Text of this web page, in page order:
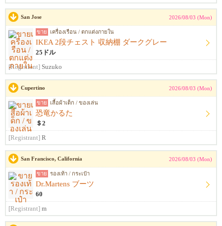
San Jose 2026/08/03 (Mon)
ขาย เครื่องเรือน / ตกแต่งภายใน
IKEA 2段チェスト 収納棚 ダークグレー
25ドル
[Registrant] Suzuko
Cupertino 2026/08/03 (Mon)
ขาย เสื้อผ้าเด็ก / ของเล่น
恐竜かるた
＄2
[Registrant] R
San Francisco, California 2026/08/03 (Mon)
ขาย รองเท้า / กระเป๋า
Dr.Martens ブーツ
60
[Registrant] m